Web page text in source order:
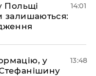
Польщі
залишаються:
14:01
у
13:48